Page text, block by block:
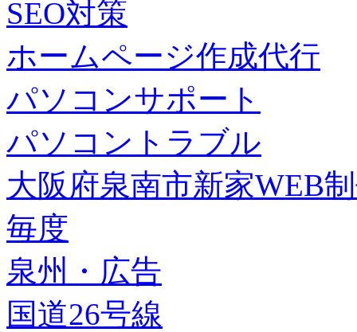
SEO対策
ホームページ作成代行
パソコンサポート
パソコントラブル
大阪府泉南市新家WEB
毎度
泉州・広告
国道26号線